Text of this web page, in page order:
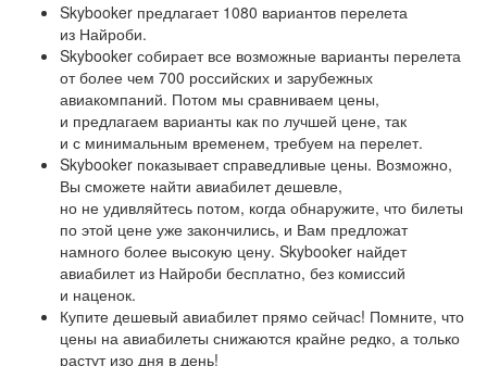
Skybooker предлагает 1080 вариантов перелета
из Найроби.
Skybooker собирает все возможные варианты перелета
от более чем 700 российских и зарубежных
авиакомпаний. Потом мы сравниваем цены,
и предлагаем варианты как по лучшей цене, так
и с минимальным временем, требуем на перелет.
Skybooker показывает справедливые цены. Возможно,
Вы сможете найти авиабилет дешевле,
но не удивляйтесь потом, когда обнаружите, что билеты
по этой цене уже закончились, и Вам предложат
намного более высокую цену. Skybooker найдет
авиабилет из Найроби бесплатно, без комиссий
и наценок.
Купите дешевый авиабилет прямо сейчас! Помните, что
цены на авиабилеты снижаются крайне редко, а только
растут изо дня в день!